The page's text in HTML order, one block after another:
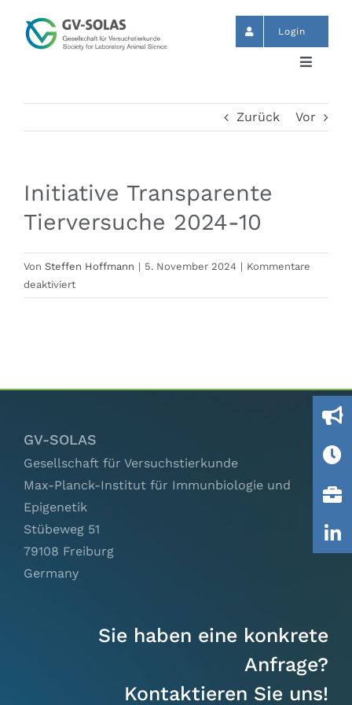
Inhalt
springen
Login
Toggle
Start
GV-SOLAS
Jobs
Links
Kontakt
Zurück Vor
Initiative Transparente
Tierversuche 2024-10
Von Steffen Hoffmann | 5. November 2024 | Kommentare
deaktiviertfür
Initiative
GV-SOLAS
Gesellschaft für Versuchstierkunde
Max-Planck-Institut für Immunbiologie und
Epigenetik
Stübeweg 51
79108 Freiburg
Germany
Sie haben eine konkrete
Anfrage?
Kontaktieren Sie uns!